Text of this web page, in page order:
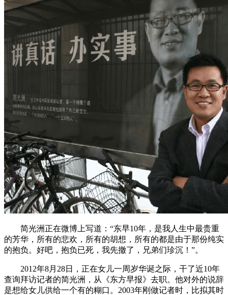
简光洲正在微博上写道：“东早10年，是我人生中最贵重
的芳华，所有的悲欢，所有的胡想，所有的都是由于那份纯实
的抱负。好吧，抱负已死，我先撤了，兄弟们珍沉！”。
2012年8月28日，正在女儿一周岁华诞之际，干了近10年
查询拜访记者的简光洲，从《东方早报》去职。他对外的说辞
是想给女儿供给一个有的糊口。2003年刚做记者时，比拟其时